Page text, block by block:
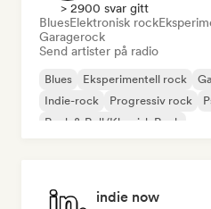
> 2900 svar gitt
BluesElektronisk rock
Garagerock
Send artister på radio
Blues Eksperimentell rock
Indie-rock
Progressiv rock
Rock & Roll/Klassisk Rock
indie now